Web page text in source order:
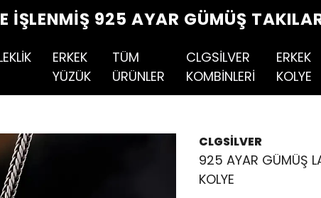
İŞLENMIŞ 925 AYAR GÜMÜŞ
ERKEK
YÜZÜK
TÜM
ÜRÜNLER
CLGSİLVER
KOMBİNLERİ
ERKEK
KOLYE
CLGSİLVER
925 AYAR GÜMÜŞ
KOLYE